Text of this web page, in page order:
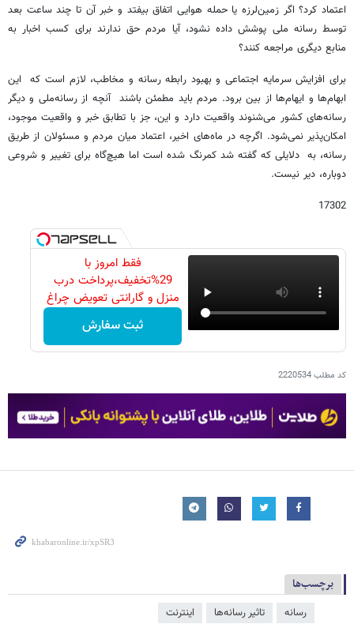
اعتماد کرد؟ اگر زمین‌لرزه یا حمله هوایی اتفاق بیفتد و خبر آن تا چند ساعت بعد
توسط رسانه ملی پوشش داده نشود، آیا مردم حق ندارند برای کسب اخبار به
منابع دیگری مراجعه کنند؟
برای افزایش سرمایه اجتماعی و بهبود رابطه رسانه و مخاطب، لازم است که این
ابهام‌ها و ایهام‌ها از بین برود. مردم باید مطمئن باشند آنچه از رسانه‌ملی و دیگر
رسانه‌های کشور می‌شنوند واقعیت دارد و این، جز با تطابق خبر و واقعیت موجود،
امکان‌پذیر نمی‌شود. اگرچه در ماه‌های اخیر، اعتماد میان مردم و مسئولان از طریق
رسانه، به دلایلی که گفته شد کمرنگ شده است اما هیچ‌گاه برای تغییر و شروعی
دوباره، دیر نیست.
17302
فقط امروز با
29%تخفیف،پرداخت درب
منزل و گارانتی تعویض چراغ
ثبت سفارش
کد مطلب2220534
برچسب‌ها
رسانه تاثیر رسانه‌ها اینترنت